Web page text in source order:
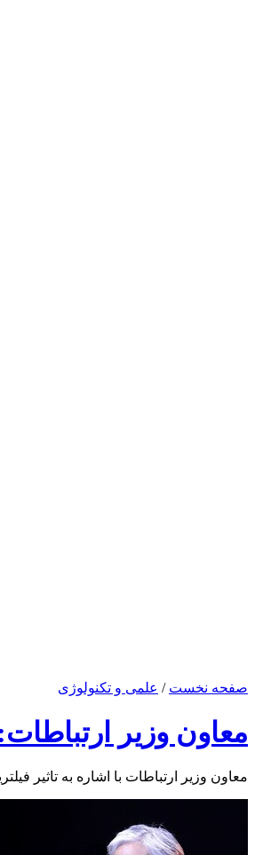
صفحه نخست / علمی و تکنولوژی
معاون وزیر
معاون وزیر ارتباطات با اشاره به تاثیر